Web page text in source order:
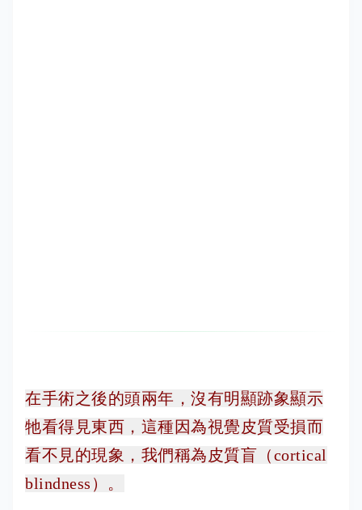
在手術之後的頭兩年，沒有明顯跡象顯示
牠看得見東西，這種因為視覺皮質受損而
看不見的現象，我們稱為皮質盲（cortical
blindness）。